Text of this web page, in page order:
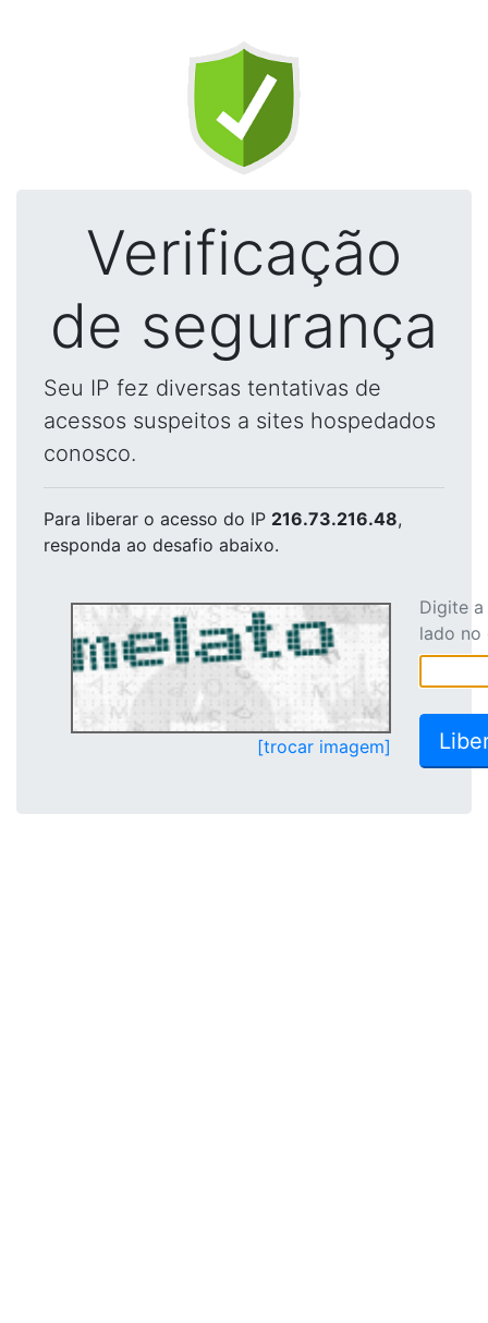
Verificação
de segurança
Seu IP fez diversas tentativas de
acessos suspeitos a sites hospedados
conosco.
Para liberar o acesso do IP 216.73.216.48,
responda ao desafio abaixo.
[trocar imagem]
Digite
lado no